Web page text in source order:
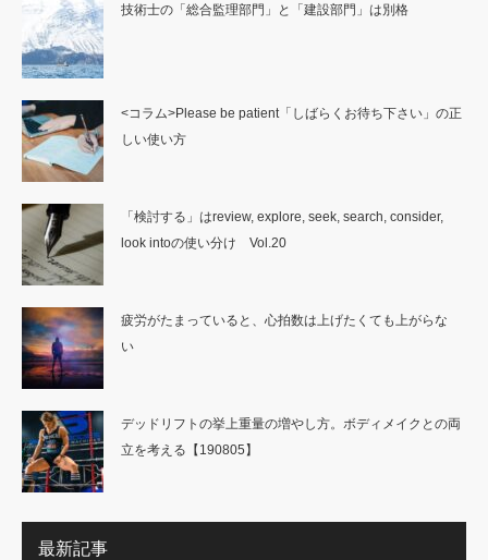
技術士の「総合監理部門」と「建設部門」は別格
<コラム>Please be patient「しばらくお待ち下さい」の正
しい使い方
「検討する」はreview, explore, seek, search, consider,
look intoの使い分け Vol.20
疲労がたまっていると、心拍数は上げたくても上がらな
い
デッドリフトの挙上重量の増やし方。ボディメイクとの両
立を考える【190805】
最新記事